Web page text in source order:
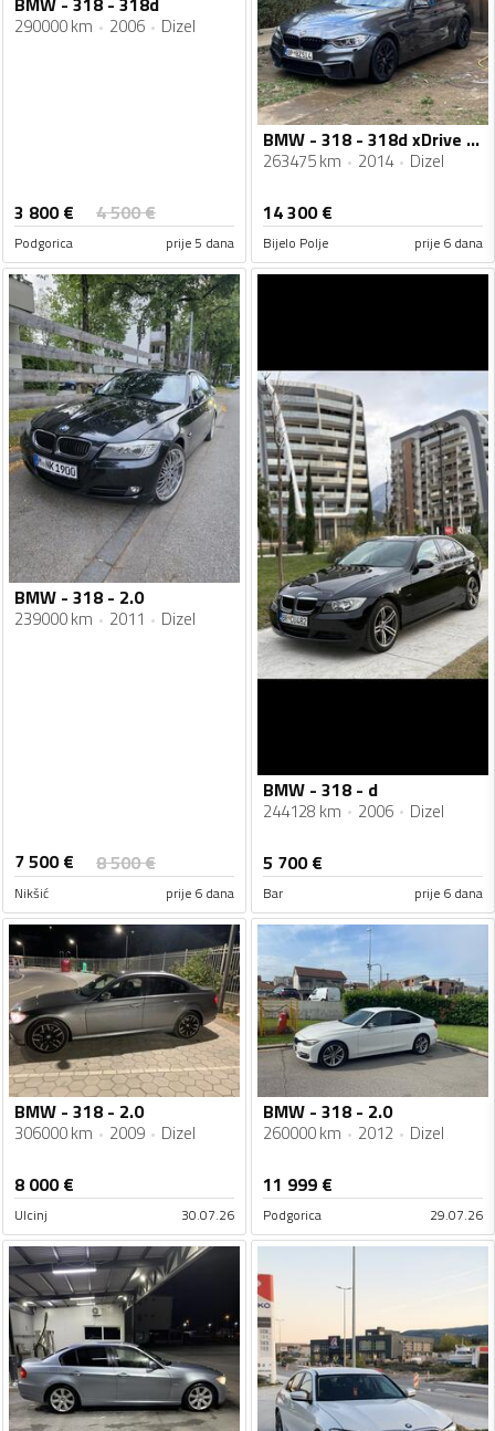
290000 km 2006 Dizel
3 800€ 4 500€
Podgorica prije 5 dana
BMW - 318 - 318d xDrive Sport Line
263475 km 2014 Dizel
14 300€
Bijelo Polje prije 6 dana
BMW - 318 - 2.0
239000 km 2011 Dizel
7 500€ 8 500€
Nikšić prije 6 dana
BMW - 318 - d
244128 km 2006 Dizel
5 700€
Bar prije 6 dana
BMW - 318 - 2.0
306000 km 2009 Dizel
8 000€
Ulcinj 30.07.26
BMW - 318 - 2.0
260000 km 2012 Dizel
11 999 €
Podgorica 29.07.26